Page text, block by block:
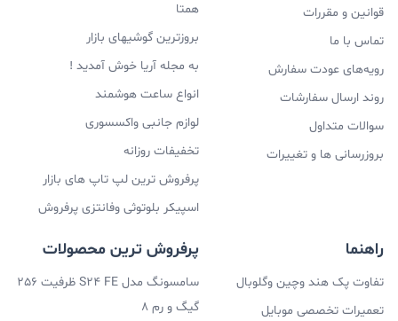
قوانین و مقررات
تماس با ما
رویه‌های عودت سفارش
روند ارسال سفارشات
سوالات متداول
بروزرسانی ها و تغییرات
همتا
بروزترین گوشیهای بازار
به مجله آریا خوش آمدید !
انواع ساعت هوشمند
لوازم جانبی واکسسوری
تخفیفات روزانه
پرفروش ترین لپ تاپ های بازار
اسپیکر بلوتوثی وفانتزی پرفروش
راهنما
تفاوت پک هند وچین وگلوبال
تعمیرات تخصصی موبایل
پرفروش ترین محصولات
سامسونگ مدل S24 FE ظرفیت 256
گیگ و رم 8